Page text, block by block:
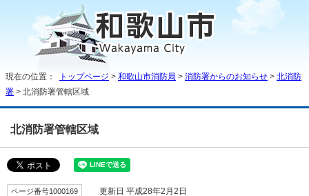
現在の位置： トップページ > 和歌山市消防局 > 消防署からのお知らせ > 北消防
署 > 北消防署管轄区域
北消防署管轄区域
ページ番号1000169 更新日 平成28年2月2日